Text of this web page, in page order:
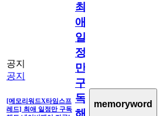
공지
공지
[메모리워드X타임스프
레드] 최애 일정만 구독
최
애
일
정
만
구
독
memoryword